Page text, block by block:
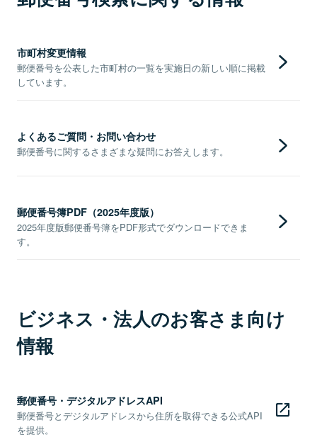
市町村変更情報
郵便番号を公表した市町村の一覧を実施日の新しい順に掲載
しています。
よくあるご質問・お問い合わせ
郵便番号に関するさまざまな疑問にお答えします。
郵便番号簿PDF（2025年度版）
2025年度版郵便番号簿をPDF形式でダウンロードできま
す。
ビジネス・法人のお客さま向け
情報
郵便番号・デジタルアドレスAPI
郵便番号とデジタルアドレスから住所を取得できる公式API
を提供。